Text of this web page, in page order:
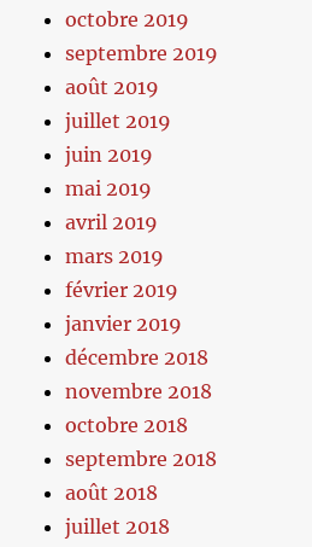
octobre 2019
septembre 2019
août 2019
juillet 2019
juin 2019
mai 2019
avril 2019
mars 2019
février 2019
janvier 2019
décembre 2018
novembre 2018
octobre 2018
septembre 2018
août 2018
juillet 2018